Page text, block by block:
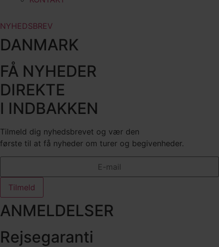
NYHEDSBREV
DANMARK
FÅ NYHEDER
DIREKTE
I INDBAKKEN
Tilmeld dig nyhedsbrevet og vær den
første til at få nyheder om turer og begivenheder.
Tilmeld
ANMELDELSER
Rejsegaranti